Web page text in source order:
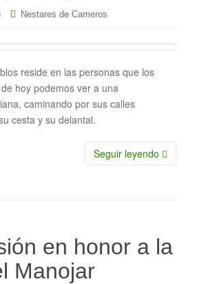
Nestares de Cameros
reside en las personas que los
hoy podemos ver a una
caminando por sus calles
cesta y su delantal.
Seguir leyendo
en honor a la
Manojar